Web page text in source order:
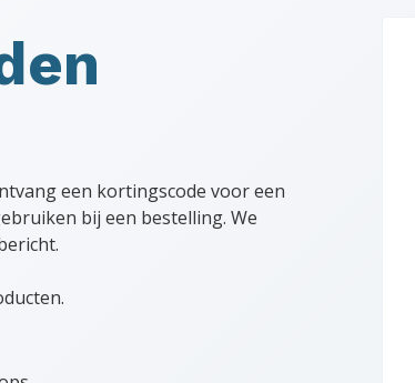
een kortingscode voor een
bij een bestelling. We